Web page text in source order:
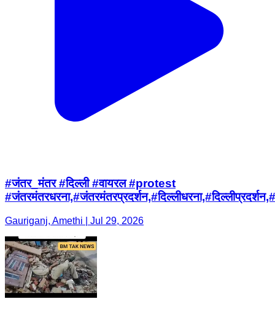
#जंतर_मंतर #दिल्ली #वायरल #protest
Gauriganj, Amethi | Jul 29, 2026